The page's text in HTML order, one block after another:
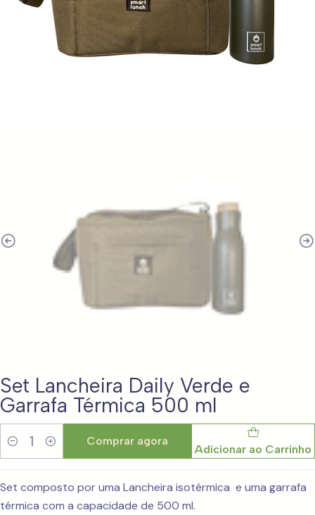
Set Lancheira Daily Verde e
Garrafa Térmica 500 ml
Quantidade Adicionar ao Carrinho
Comprar agora
Set composto por uma Lancheira isotérmica e uma garrafa
térmica com a capacidade de 500 ml.